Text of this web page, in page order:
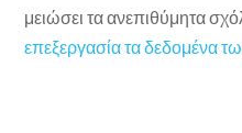
μειώσει τα ανεπιθύμητα
επεξεργασία τα δεδομένα